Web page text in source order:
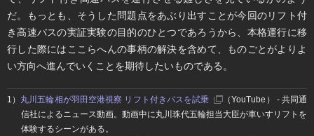
だ。もっとも、そうした問題点をあぶり出すことが今回のリフト付
き高速バスの実証実験の目的のひとつであろうから、本格運行に移
行した際にはここらへんの事柄の解決を含めて、ものごとがよりよ
い方向へ進んでいくことを期待したいものである。
1） 丸川五輪相が羽田空港視察 リフト付きバスを試乗
（YouTube） - 共同通
信社によるニュース動画。動画中に丸川珠代五輪担当大臣が車いすリフトを
体験するシーンがある。